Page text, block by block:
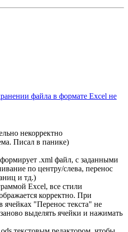
файла в формате Excel не
некорректно
Писал в панике)
.xml файл, с заданными
по центру/слева, перенос
и тд.)
Excel, все стили
корректно. При
"Перенос текста" не
выделять ячейки и нажимать